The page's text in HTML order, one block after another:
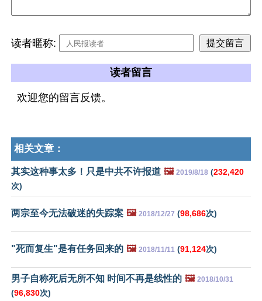
读者暱称:
读者留言
欢迎您的留言反馈。
相关文章：
其实这种事太多！只是中共不许报道 🖼️ 2019/8/18 (232,420
次)
两宗至今无法破迷的失踪案 🖼️ 2018/12/27 (98,686次)
"死而复生"是有任务回来的 🖼️ 2018/11/11 (91,124次)
男子自称死后无所不知 时间不再是线性的 🖼️ 2018/10/31
(96,830次)